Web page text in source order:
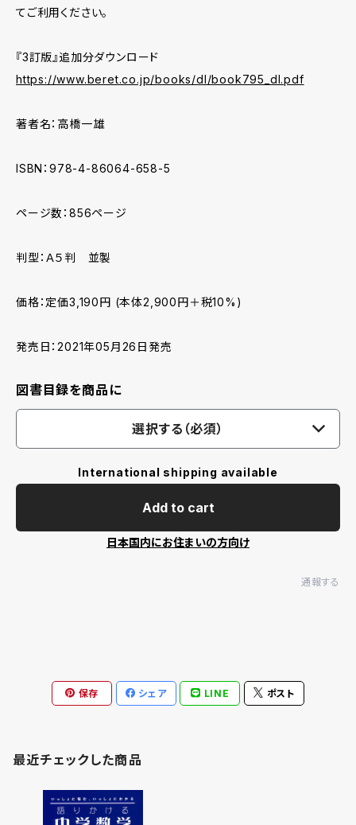
てご利用ください。
『3訂版』追加分ダウンロード
https://www.beret.co.jp/books/dl/book795_dl.pdf
著者名：高橋一雄
ISBN：978-4-86064-658-5
ページ数：856ページ
判型：Ａ５判 並製
価格：定価3,190円 (本体2,900円＋税10%)
発売日：2021年05月26日発売
図書目録を商品に
選択する（必須）
International shipping available
Add to cart
日本国内にお住まいの方向け
通報する
保存 シェア LINE ポスト
最近チェックした商品